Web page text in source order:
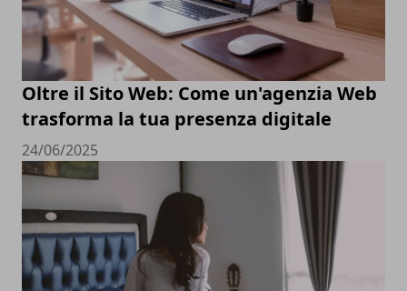
Oltre il Sito Web: Come un'agenzia Web
trasforma la tua presenza digitale
24/06/2025